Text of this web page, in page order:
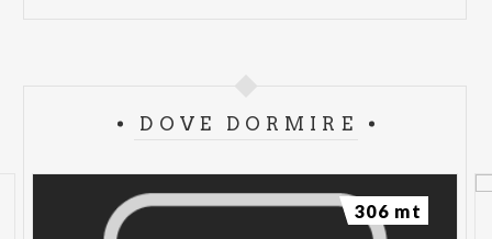
DOVE DORMIRE
306 mt